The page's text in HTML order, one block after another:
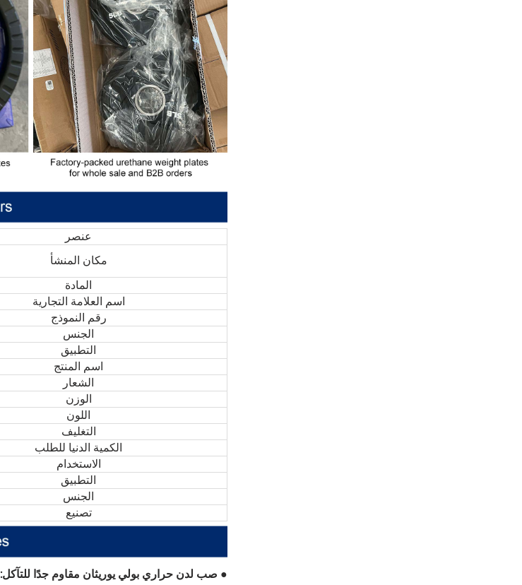
عنصر
مكان المنشأ
المادة
اسم العلامة التجارية
رقم النموذج
الجنس
التطبيق
اسم المنتج
الشعار
الوزن
اللون
التغليف
الكمية الدنيا للطلب
الاستخدام
التطبيق
الجنس
تصنيع
● صب لدن حراري بولي يوريثان مقاوم جدًا للتآكل: